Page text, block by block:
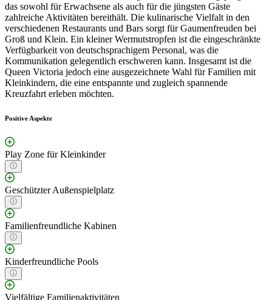
das sowohl für Erwachsene als auch für die jüngsten Gäste
zahlreiche Aktivitäten bereithält. Die kulinarische Vielfalt in den
verschiedenen Restaurants und Bars sorgt für Gaumenfreuden bei
Groß und Klein. Ein kleiner Wermutstropfen ist die eingeschränkte
Verfügbarkeit von deutschsprachigem Personal, was die
Kommunikation gelegentlich erschweren kann. Insgesamt ist die
Queen Victoria jedoch eine ausgezeichnete Wahl für Familien mit
Kleinkindern, die eine entspannte und zugleich spannende
Kreuzfahrt erleben möchten.
Positive Aspekte
Play Zone für Kleinkinder
Geschützter Außenspielplatz
Familienfreundliche Kabinen
Kinderfreundliche Pools
Vielfältige Familienaktivitäten